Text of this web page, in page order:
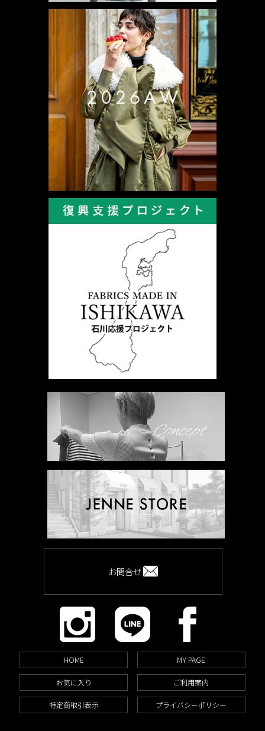
お問合せ
HOME MY PAGE
お気に入り ご利用案内
特定商取引表示 プライバシーポリシー